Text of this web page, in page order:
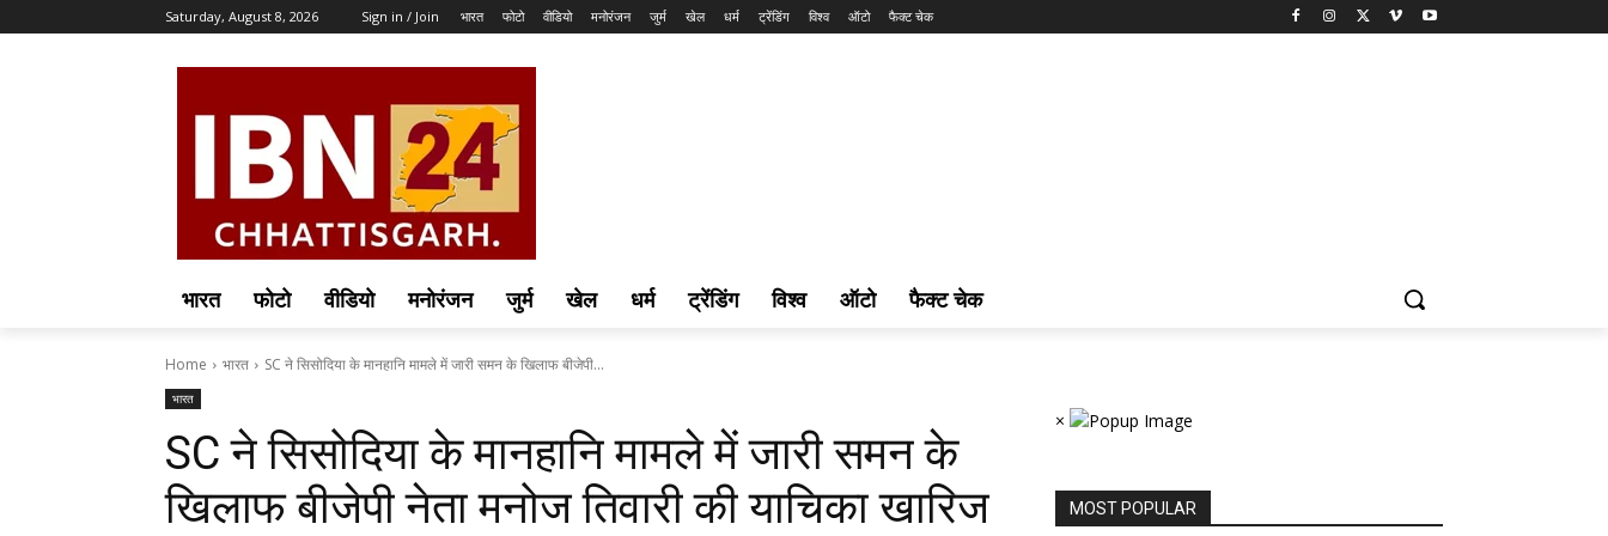
Saturday, August 8, 2026 Sign in / Join भारत फोटो वीडियो मनोरंजन जुर्म खेल धर्म ट्रेंडिंग विश्व ऑटो फैक्ट चेक
भारत फोटो वीडियो मनोरंजन जुर्म खेल धर्म ट्रेंडिंग विश्व ऑटो फैक्ट चेक
Home भारत SC ने सिसोदिया के मानहानि मामले में जारी समन के खिलाफ बीजेपी...
भारत
SC ने सिसोदिया के मानहानि मामले में जारी समन के
खिलाफ बीजेपी नेता मनोज तिवारी की याचिका खारिज
×
MOST POPULAR